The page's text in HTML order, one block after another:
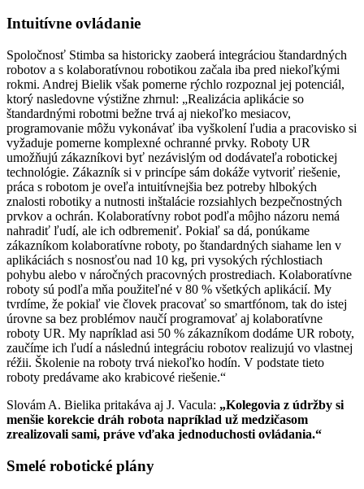
Intuitívne ovládanie
Spoločnosť Stimba sa historicky zaoberá integráciou štandardných
robotov a s kolaboratívnou robotikou začala iba pred niekoľkými
rokmi. Andrej Bielik však pomerne rýchlo rozpoznal jej potenciál,
ktorý nasledovne výstižne zhrnul: „Realizácia aplikácie so
štandardnými robotmi bežne trvá aj niekoľko mesiacov,
programovanie môžu vykonávať iba vyškolení ľudia a pracovisko si
vyžaduje pomerne komplexné ochranné prvky. Roboty UR
umožňujú zákazníkovi byť nezávislým od dodávateľa robotickej
technológie. Zákazník si v princípe sám dokáže vytvoriť riešenie,
práca s robotom je oveľa intuitívnejšia bez potreby hlbokých
znalosti robotiky a nutnosti inšta­lácie rozsiahlych bezpečnostných
prvkov a ochrán. Kolaboratívny robot podľa môjho názoru nemá
nahradiť ľudí, ale ich odbremeniť. Pokiaľ sa dá, ponúkame
zákazníkom kolaboratívne roboty, po štandardných siahame len v
aplikáciách s nosnosťou nad 10 kg, pri vysokých rýchlostiach
pohybu alebo v náročných pracovných prostrediach. Kolaboratívne
roboty sú podľa mňa použiteľné v 80 % všetkých aplikácií. My
tvrdíme, že pokiaľ vie človek pracovať so smartfónom, tak do istej
úrovne sa bez problémov naučí programovať aj kolaboratívne
roboty UR. My napríklad asi 50 % zákazníkom dodáme UR roboty,
zaučíme ich ľudí a následnú integráciu robotov realizujú vo vlastnej
réžii. Školenie na roboty trvá niekoľko hodín. V podstate tieto
roboty predávame ako krabicové riešenie.“
Slovám A. Bielika pritakáva aj J. Vacula: „Kolegovia z údržby si
menšie korekcie dráh robota napríklad už medzičasom
zrealizovali sami, práve vďaka jednoduchosti ovládania.“
Smelé robotické plány